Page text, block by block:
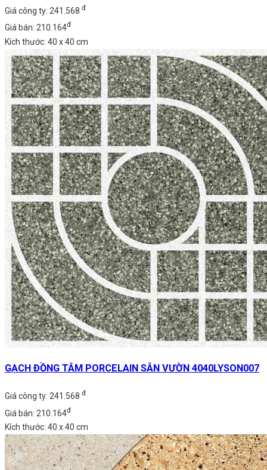
Giá công ty: 241.568 đ
Giá bán: 210.164đ
Kích thước: 40 x 40 cm
GẠCH ĐỒNG TÂM PORCELAIN SÂN VƯỜN 4040LYSON007
Giá công ty: 241.568 đ
Giá bán: 210.164đ
Kích thước: 40 x 40 cm